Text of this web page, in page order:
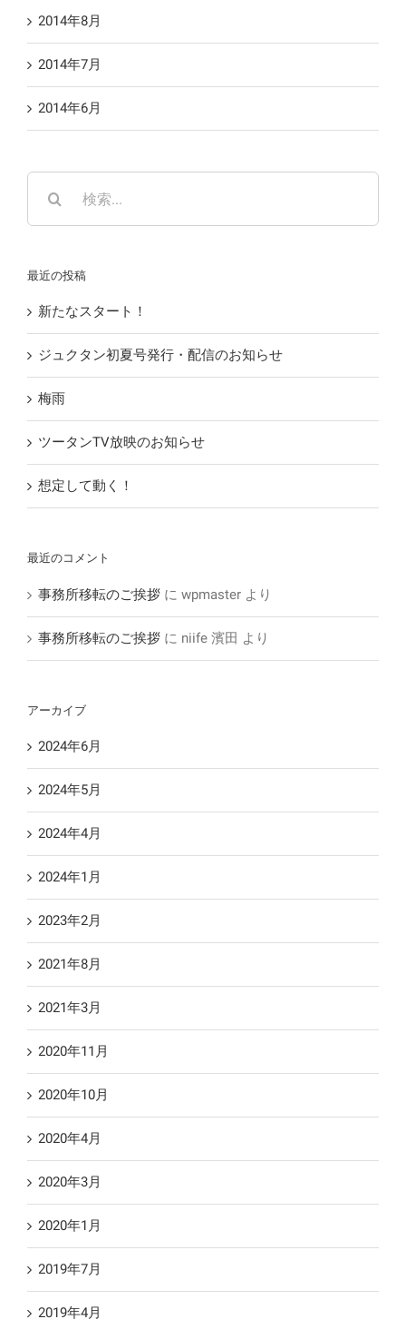
2014年8月
2014年7月
2014年6月
…
最近の投稿
新たなスタート！
ジュクタン初夏号発行・配信のお知らせ
梅雨
ツータンTV放映のお知らせ
想定して動く！
最近のコメント
事務所移転のご挨拶 に wpmaster より
事務所移転のご挨拶 に niife 濱田 より
アーカイブ
2024年6月
2024年5月
2024年4月
2024年1月
2023年2月
2021年8月
2021年3月
2020年11月
2020年10月
2020年4月
2020年3月
2020年1月
2019年7月
2019年4月